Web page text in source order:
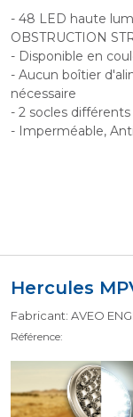
- 48 LED haute
OBSTRUCTION
- Disponible en
- Aucun boîtier
nécessaire
- 2 socles différents
- Imperméable,
Hercules
Fabricant: AVEO
Référence: